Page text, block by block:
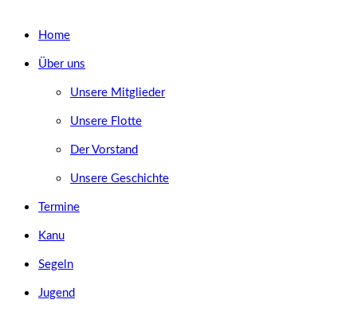
Home
Über uns
Unsere Mitglieder
Unsere Flotte
Der Vorstand
Unsere Geschichte
Termine
Kanu
Segeln
Jugend